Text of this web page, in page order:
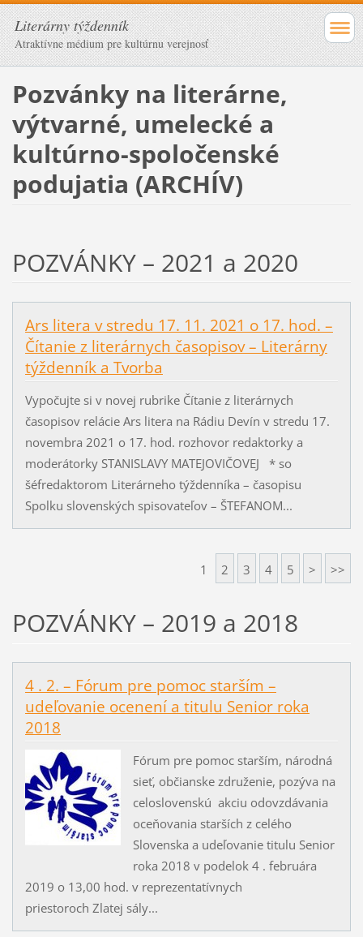
Literárny týždenník
Atraktívne médium pre kultúrnu verejnosť
Pozvánky na literárne,
výtvarné, umelecké a
kultúrno-spoločenské
podujatia (ARCHÍV)
POZVÁNKY – 2021 a 2020
Ars litera v stredu 17. 11. 2021 o 17. hod. –
Čítanie z literárnych časopisov – Literárny
týždenník a Tvorba
Vypočujte si v novej rubrike Čítanie z literárnych
časopisov relácie Ars litera na Rádiu Devín v stredu 17.
novembra 2021 o 17. hod. rozhovor redaktorky a
moderátorky STANISLAVY MATEJOVIČOVEJ * so
šéfredaktorom Literárneho týždenníka – časopisu
Spolku slovenských spisovateľov – ŠTEFANOM...
1 2 3 4 5 > >>
POZVÁNKY – 2019 a 2018
4 . 2. – Fórum pre pomoc starším –
udeľovanie ocenení a titulu Senior roka
2018
Fórum pre pomoc starším, národná
sieť, občianske združenie, pozýva na
celoslovenskú akciu odovzdávania
oceňovania starších z celého
Slovenska a udeľovanie titulu Senior
roka 2018 v podelok 4 . februára
2019 o 13,00 hod. v reprezentatívnych
priestoroch Zlatej sály...